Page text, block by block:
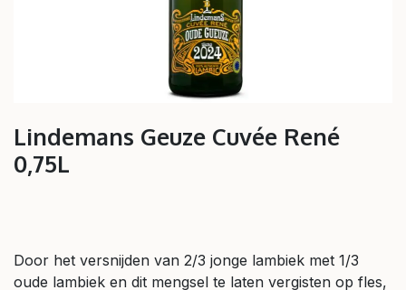
Lindemans Geuze Cuvée René
0,75L
Door het versnijden van 2/3 jonge lambiek met 1/3
oude lambiek en dit mengsel te laten vergisten op fles,